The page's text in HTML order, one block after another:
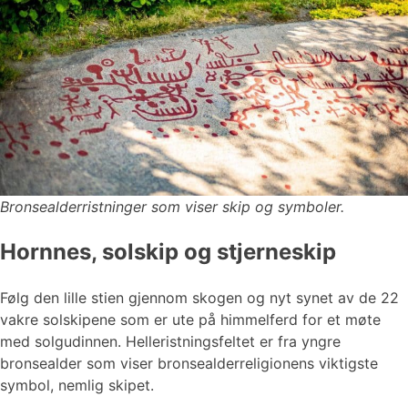
Bronsealderristninger som viser skip og symboler.
Hornnes, solskip og stjerneskip
Følg den lille stien gjennom skogen og nyt synet av de 22
vakre solskipene som er ute på himmelferd for et møte
med solgudinnen. Helleristningsfeltet er fra yngre
bronsealder som viser bronsealderreligionens viktigste
symbol, nemlig skipet.